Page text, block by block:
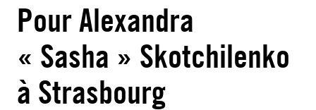
Pour Alexandra
« Sasha » Skotchilenko
à Strasbourg